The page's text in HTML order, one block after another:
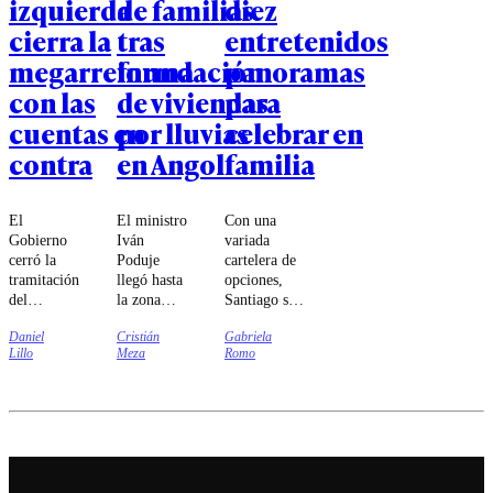
izquierda
cierra la
megarreforma
con las
cuentas en
contra
El
Gobierno
cerró la
tramitación
del
estrella de
Kast con
Cámara y
Senado,
Daniel
Lillo
de familias
tras
inundación
de viviendas
por lluvias
en Angol
El ministro
Iván
Poduje
llegó hasta
la zona
revisar las
viviendas
Cristián
Meza
diez
entretenidos
panoramas
para
celebrar en
familia
Con una
variada
cartelera de
opciones,
Santiago se
recibir a las
familias
pequeños,
Gabriela
Romo